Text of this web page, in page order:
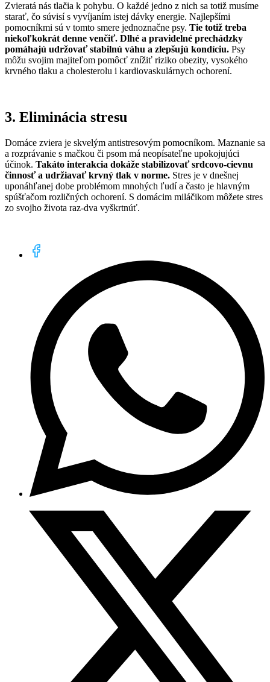
Zvieratá nás tlačia k pohybu. O každé jedno z nich sa totiž musíme
starať, čo súvisí s vyvíjaním istej dávky energie. Najlepšími
pomocníkmi sú v tomto smere jednoznačne psy. Tie totiž treba
niekoľkokrát denne venčiť. Dlhé a pravidelné prechádzky
pomáhajú udržovať stabilnú váhu a zlepšujú kondíciu. Psy
môžu svojim majiteľom pomôcť znížiť riziko obezity, vysokého
krvného tlaku a cholesterolu i kardiovaskulárnych ochorení.
3. Eliminácia stresu
Domáce zviera je skvelým antistresovým pomocníkom. Maznanie sa
a rozprávanie s mačkou či psom má neopísateľne upokojujúci
účinok. Takáto interakcia dokáže stabilizovať srdcovo-cievnu
činnosť a udržiavať krvný tlak v norme. Stres je v dnešnej
uponáhľanej dobe problémom mnohých ľudí a často je hlavným
spúšťačom rozličných ochorení. S domácim miláčikom môžete stres
zo svojho života raz-dva vyškrtnúť.